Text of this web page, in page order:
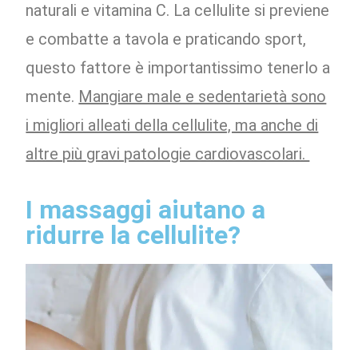
naturali e vitamina C. La cellulite si previene
e combatte a tavola e praticando sport,
questo fattore è importantissimo tenerlo a
mente. Mangiare male e sedentarietà sono
i migliori alleati della cellulite, ma anche di
altre più gravi patologie cardiovascolari.
I massaggi aiutano a
ridurre la cellulite?